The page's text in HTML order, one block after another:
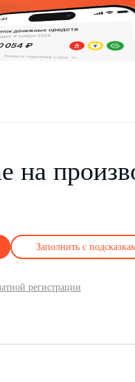
на
Заполнить с
регистрации